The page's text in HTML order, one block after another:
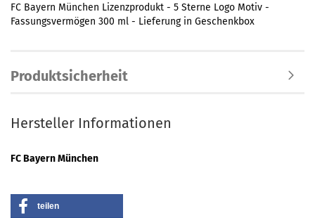
FC Bayern München Lizenzprodukt - 5 Sterne Logo Motiv -
Fassungsvermögen 300 ml - Lieferung in Geschenkbox
Produktsicherheit
Hersteller Informationen
FC Bayern München
teilen